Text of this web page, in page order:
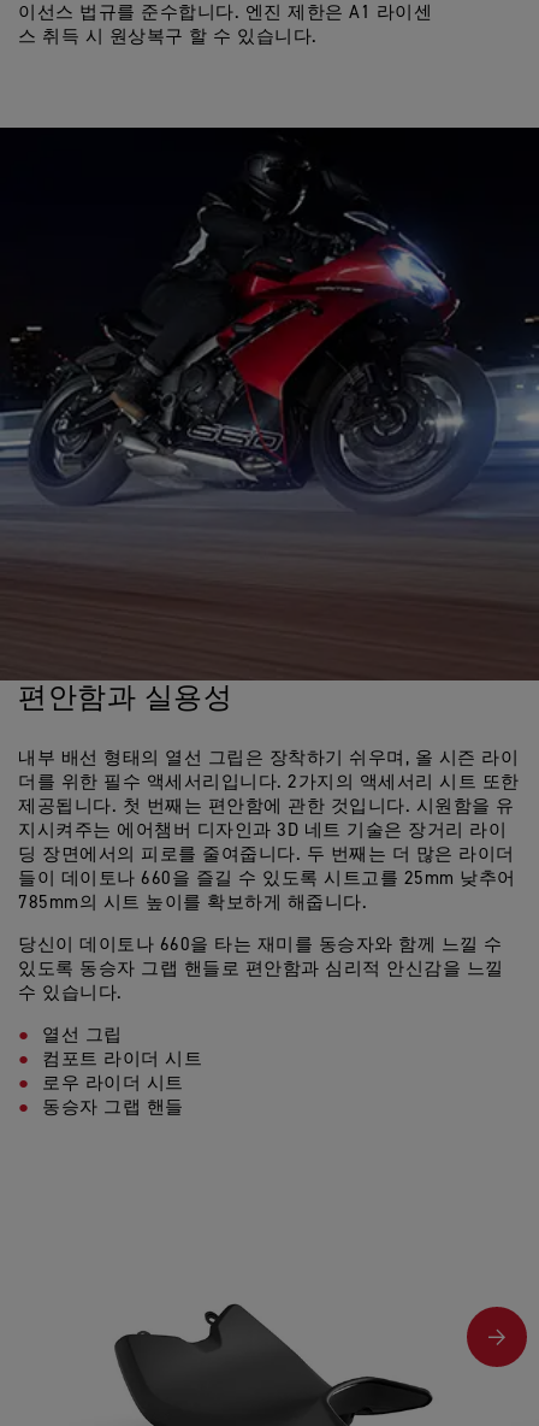
이선스 법규를 준수합니다. 엔진 제한은 A1 라이센
스 취득 시 원상복구 할 수 있습니다.
편안함과 실용성
내부 배선 형태의 열선 그립은 장착하기 쉬우며, 올 시즌 라이
더를 위한 필수 액세서리입니다. 2가지의 액세서리 시트 또한
제공됩니다. 첫 번째는 편안함에 관한 것입니다. 시원함을 유
지시켜주는 에어챔버 디자인과 3D 네트 기술은 장거리 라이
딩 장면에서의 피로를 줄여줍니다. 두 번째는 더 많은 라이더
들이 데이토나 660을 즐길 수 있도록 시트고를 25mm 낮추어
785mm의 시트 높이를 확보하게 해줍니다.
당신이 데이토나 660을 타는 재미를 동승자와 함께 느낄 수
있도록 동승자 그랩 핸들로 편안함과 심리적 안신감을 느낄
수 있습니다.
열선 그립
컴포트 라이더 시트
로우 라이더 시트
동승자 그랩 핸들